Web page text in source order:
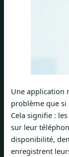
Une application
problème que
Cela signifie :
sur leur
disponibilité,
enregistrent